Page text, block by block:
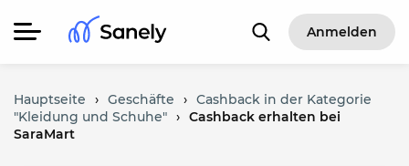
Anmelden
Hauptseite › Geschäfte › Cashback in der Kategorie
"Kleidung und Schuhe" › Cashback erhalten bei
SaraMart